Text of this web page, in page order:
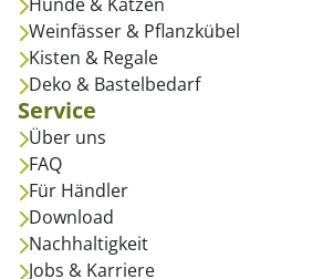
Weinfässer & Pflanzkübel
Kisten & Regale
Deko & Bastelbedarf
Service
Über uns
FAQ
Für Händler
Download
Nachhaltigkeit
Jobs & Karriere